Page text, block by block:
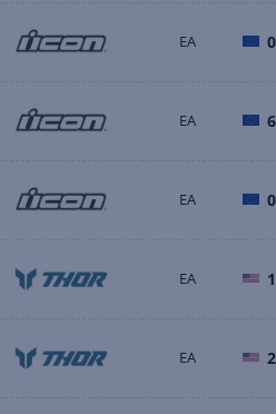
EA 0
EA 6
EA 0
EA
EA 2